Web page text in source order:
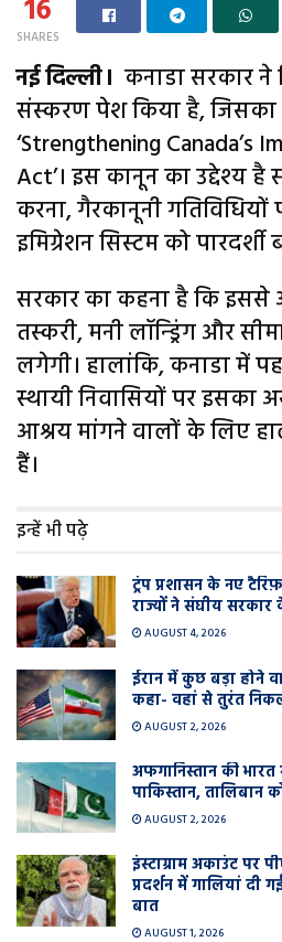
16
SHARES
नई दिल्ली। कनाडा सरकार ने
संस्करण पेश किया है, जिसका
‘Strengthening Canada’s
Act’। इस कानून का उद्देश्य है
करना, गैरकानूनी
इमिग्रेशन सिस्टम को पारदर्शी
सरकार का कहना है कि
तस्करी, मनी लॉन्ड्रिंग और
लगेगी। हालांकि, कनाडा में
स्थायी निवासियों पर इसका
आश्रय मांगने वालों के लिए
हैं।
इन्हें भी पढ़े
ट्रंप प्रशासन के नए
राज्यों ने संघीय
AUGUST 4, 2026
ईरान में कुछ बड़ा होने
कहा- वहां से तुरंत
AUGUST 2, 2026
अफगानिस्तान की
पाकिस्तान, तालिबान
AUGUST 2, 2026
इंस्टाग्राम अकाउंट पर
प्रदर्शन में गालियां दी
बात
AUGUST 1, 2026